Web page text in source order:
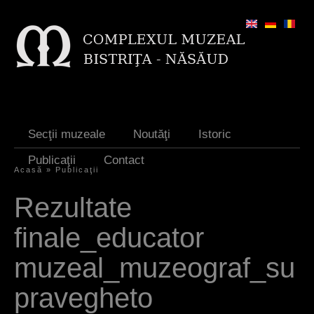
Secţii muzeale Noutăţi
Istoric
Publicaţii
Contact
o
u
a
r
e
Acasă » Publicaţii
Rezultate
finale_educator
muzeal_muzeograf_su
pravegheto